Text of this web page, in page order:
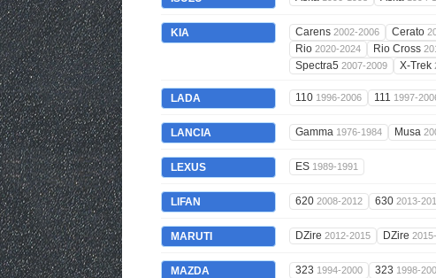
KIA Carens 2002-2006 Cerato
Rio 2020-2024 Rio Cross
Spectra5 2007-2009 X-Trek
LADA 110 1996-2006 111 1997-
LANCIA Gamma 1976-1984 Musa
LEXUS ES 1989-1991
LIFAN 620 2008-2012 630 2013-
MARUTI DZire 2012-2015 DZire
MAZDA 323 1994-2000 323 1998-